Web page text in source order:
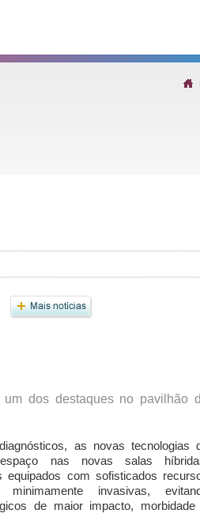
dos destaques no pavilhão
as novas tecnologias
nas novas salas
equipados com sofisticados
minimamente invasivas,
de maior impacto,